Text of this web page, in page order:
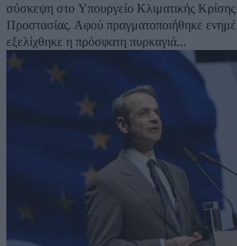
σύσκεψη στο Υπουργείο Κλιματικής Κρίσης
Προστασίας. Αφού πραγματοποιήθηκε
εξελίχθηκε η πρόσφατη πυρκαγιά...